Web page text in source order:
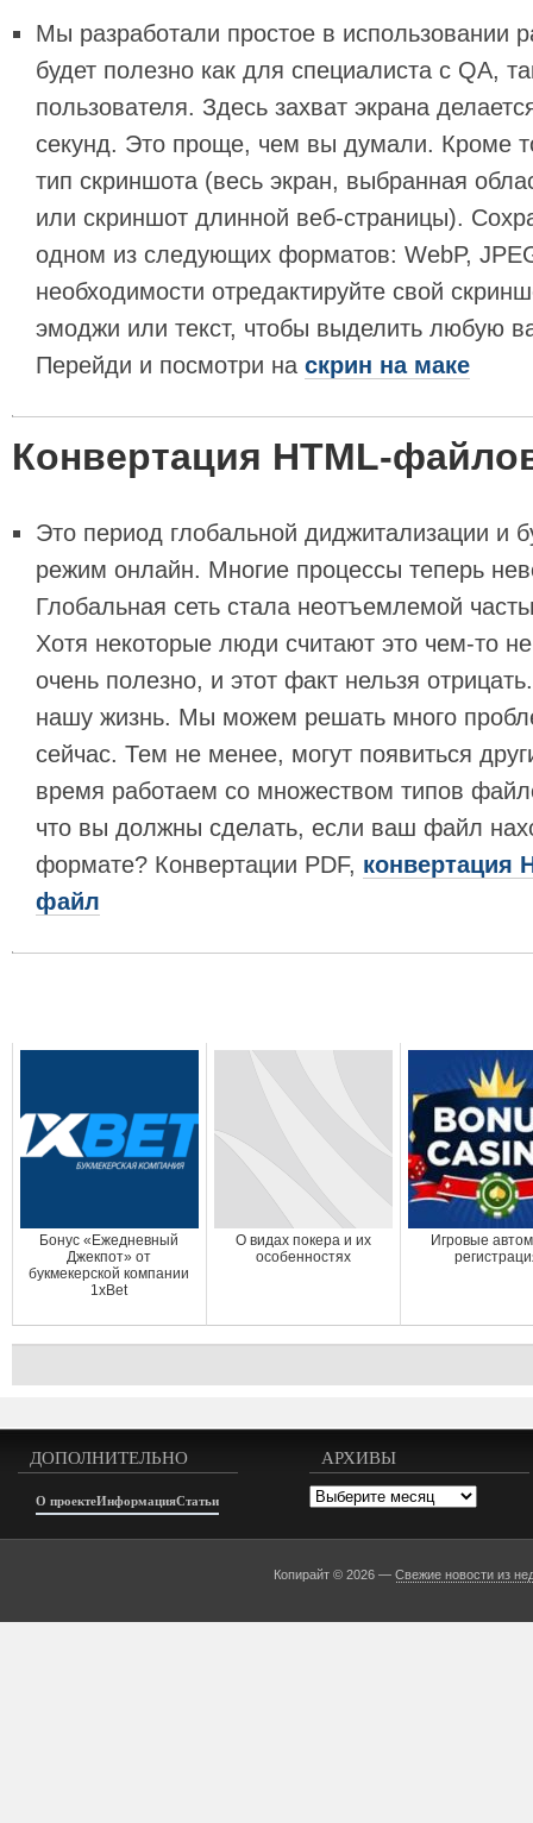
Мы разработали простое в использовании
будет полезно как для специалиста с QA,
пользователя. Здесь захват экрана
секунд. Это проще, чем вы думали. Кроме
тип скриншота (весь экран, выбранная
или скриншот длинной веб-страницы).
одном из следующих форматов: WebP,
необходимости отредактируйте свой
эмоджи или текст, чтобы выделить любую
Перейди и посмотри на скрин на маке
Конвертация HTML-
Это период глобальной диджитализации и
режим онлайн. Многие процессы теперь
Глобальная сеть стала неотъемлемой
Хотя некоторые люди считают это чем-то
очень полезно, и этот факт нельзя
нашу жизнь. Мы можем решать много
сейчас. Тем не менее, могут появиться
время работаем со множеством типов
что вы должны сделать, если ваш файл
формате? Конвертации PDF, конвертация
файл
Бонус «Ежедневный
Джекпот» от
букмекерской компании
1xBet
О видах покера и их
особенностях
Игровые
ДОПОЛНИТЕЛЬНО
О проектеИнформацияСтатьи
АРХИВЫ
Архивы
Копирайт © 2026 —Свежие новости из